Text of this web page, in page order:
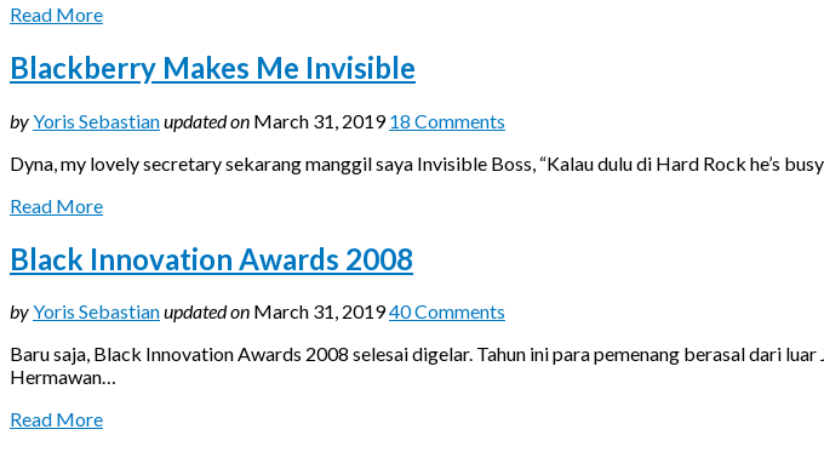
Read More
Blackberry Makes Me Invisible
byYoris Sebastianupdated on March 31, 2019 18 Comments
Dyna, my lovely secretary sekarang manggil saya Invisible Boss, “Kalau dulu di Hard Rock he’s
Read More
Black Innovation Awards 2008
byYoris Sebastianupdated on March 31, 201940 Comments
Baru saja, Black Innovation Awards 2008 selesai digelar. Tahun ini para pemenang berasal dari
Hermawan…
Read More